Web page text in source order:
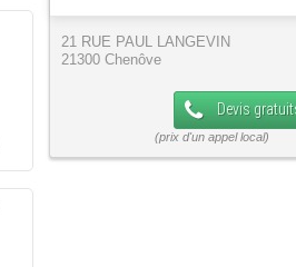
21 RUE PAUL LANGEVIN
21300 Chenôve
Devis